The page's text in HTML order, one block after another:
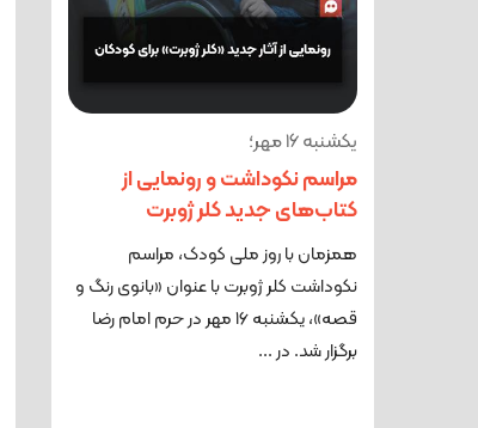
یکشنبه ۱۶ مهر؛
مراسم نکوداشت و رونمایی از
کتاب‌های جدید کلر ژوبرت
همزمان با روز ملی کودک، مراسم
نکوداشت کلر ژوبرت با عنوان «بانوی رنگ و
قصه»، یکشنبه ۱۶ مهر در حرم امام رضا
برگزار شد. در ...